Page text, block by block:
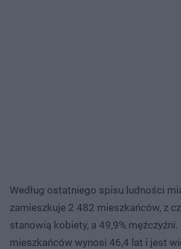
Według ostatniego spisu ludności
zamieszkuje 2 482 mieszkańców, z
stanowią kobiety, a 49,9%
mieszkańców wynosi 46,4 lat i jest